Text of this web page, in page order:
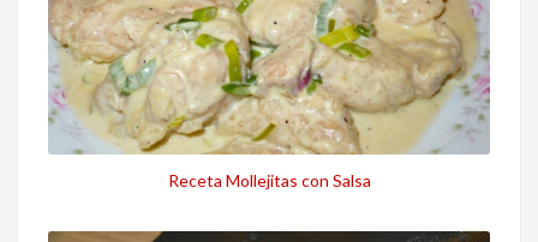
Receta Mollejitas con Salsa